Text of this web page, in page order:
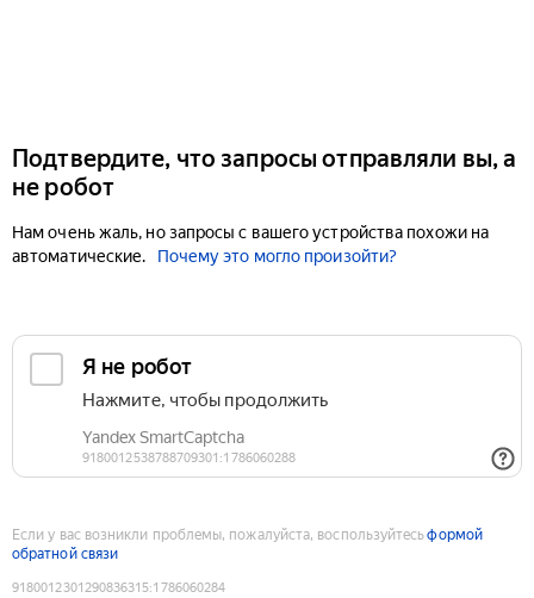
Подтвердите, что запросы отправляли вы, а
не робот
Нам очень жаль, но запросы с вашего устройства похожи на
автоматические.
Почему это могло произойти?
Если у вас возникли проблемы, пожалуйста, воспользуйтесьформой
обратной связи
9180012301290836315:1786060284